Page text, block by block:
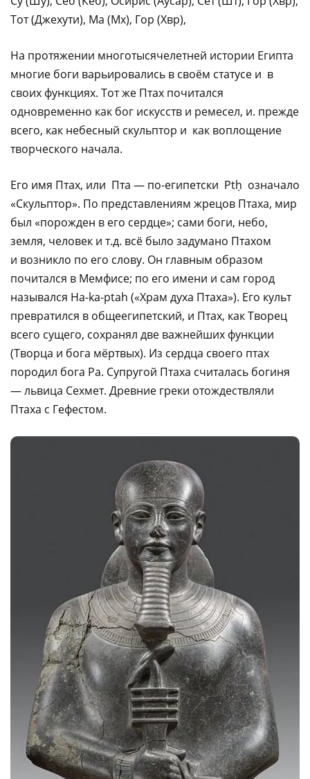
Тот (Джехути), Ма (Мх), Гор (Хвр),
На протяжении многотысячелетней истории Египта
многие боги варьировались в своём статусе и в
своих функциях. Тот же Птах почитался
одновременно как бог искусств и ремесел, и. прежде
всего, как небесный скульптор и как воплощение
творческого начала.
Его имя Птах, или Пта — по-египетски Ptḥ означало
«Скульптор». По представлениям жрецов Птаха, мир
был «порожден в его сердце»; сами боги, небо,
земля, человек и т.д. всё было задумано Птахом
и возникло по его слову. Он главным образом
почитался в Мемфисе; по его имени и сам город
назывался Ha-ka-ptah («Храм духа Птаха»). Его культ
превратился в общеегипетский, и Птах, как Творец
всего сущего, сохранял две важнейших функции
(Творца и бога мёртвых). Из сердца своего птах
породил бога Ра. Супругой Птаха считалась богиня
— львица Сехмет. Древние греки отождествляли
Птаха с Гефестом.